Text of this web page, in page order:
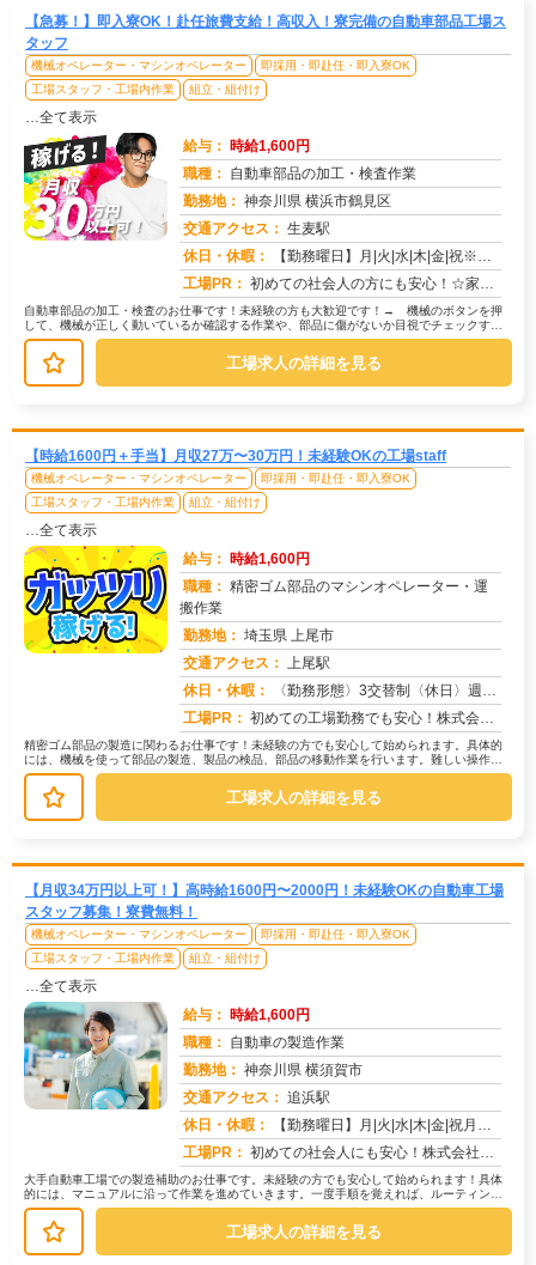
【急募！】即入寮OK！赴任旅費支給！高収入！寮完備の自動車部品工場ス
タッフ
機械オペレーター・マシンオペレーター
即採用・即赴任・即入寮OK
工場スタッフ・工場内作業
組立・組付け
…全て表示
給与： 時給1,600円
職種： 自動車部品の加工・検査作業
勤務地： 神奈川県 横浜市鶴見区
交通アクセス： 生麦駅
休日・休暇：
【勤務曜日】月|火|水|木|金|祝※配属部署によっては、4勤2休の可能性もあり。【休日・休暇】土・日（会社カレンダ...
工場PR： 初めての社会人の方にも安心！☆家具付き寮で初期費用0円！鞄一つでOK！→ すぐに生活を始められます。☆専属スタッフ...
自動車部品の加工・検査のお仕事です！未経験の方も大歓迎です！→ 機械のボタンを押
して、機械が正しく動いているか確認する作業や、部品に傷がないか目視でチェックする
作業が中心です。→ 具体的には… ...
工場求人の詳細を見る
【時給1600円＋手当】月収27万〜30万円！未経験OKの工場staff
機械オペレーター・マシンオペレーター
即採用・即赴任・即入寮OK
工場スタッフ・工場内作業
組立・組付け
…全て表示
給与： 時給1,600円
職種： 精密ゴム部品のマシンオペレーター・運
搬作業
勤務地： 埼玉県 上尾市
交通アクセス： 上尾駅
休日・休暇：
〈勤務形態〉3交替制〈休日〉週休2日制★ＧＷ★夏季休暇★冬季休暇★年末年始
工場PR： 初めての工場勤務でも安心！株式会社京栄センターでは、未経験者多数活躍中！→ 家具付き寮完備！鞄一つで入寮OK！ ...
精密ゴム部品の製造に関わるお仕事です！未経験の方でも安心して始められます。具体的
には、機械を使って部品の製造、製品の検品、部品の移動作業を行います。難しい操作は
一切ありません。→機械の操作方法な...
工場求人の詳細を見る
【月収34万円以上可！】高時給1600円〜2000円！未経験OKの自動車工場
スタッフ募集！寮費無料！
機械オペレーター・マシンオペレーター
即採用・即赴任・即入寮OK
工場スタッフ・工場内作業
組立・組付け
…全て表示
給与： 時給1,600円
職種： 自動車の製造作業
勤務地： 神奈川県 横須賀市
交通アクセス： 追浜駅
休日・休暇：
【勤務曜日】月|火|水|木|金|祝月火水木金(会社カレンダーに準ずる)【休日・休暇】土日（GW・夏季・年末年始休暇...
工場PR： 初めての社会人にも安心！株式会社京栄センターで新しい一歩を踏み出してみませんか？→ 初期費用0円の家具付き寮完備！...
大手自動車工場での製造補助のお仕事です。未経験の方でも安心して始められます！具体
的には、マニュアルに沿って作業を進めていきます。一度手順を覚えれば、ルーティンワ
ークになりますので、安心して業務に...
工場求人の詳細を見る